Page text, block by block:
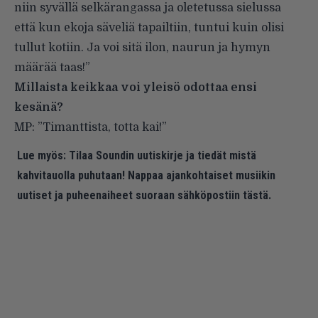
niin syvällä selkärangassa ja oletetussa sielussa
että kun ekoja säveliä tapailtiin, tuntui kuin olisi
tullut kotiin. Ja voi sitä ilon, naurun ja hymyn
määrää taas!”
Millaista keikkaa voi yleisö odottaa ensi
kesänä?
MP: ”Timanttista, totta kai!”
Lue myös: Tilaa Soundin uutiskirje ja tiedät mistä
kahvitauolla puhutaan! Nappaa ajankohtaiset musiikin
uutiset ja puheenaiheet suoraan sähköpostiin tästä.